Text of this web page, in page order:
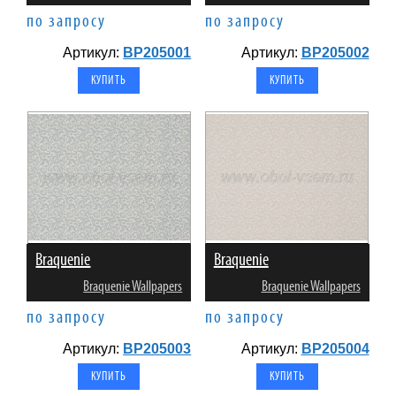
по запросу
Артикул: BP205001
по запросу
Артикул: BP205002
Braquenie
Braquenie Wallpapers
по запросу
Артикул: BP205003
Braquenie
Braquenie Wallpapers
по запросу
Артикул: BP205004